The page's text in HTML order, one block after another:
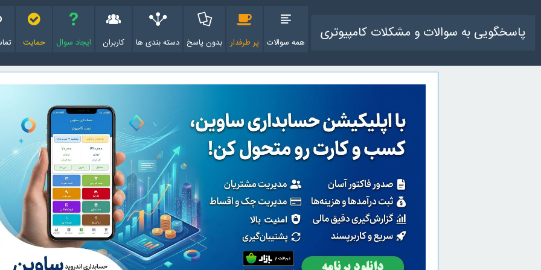
پاسخگویی به سوالات و مشکلات کامپیوتری همه سوالات پر طرفدار بدون پاسخ دسته بندی ها کاربران ایجاد سوال حمایت